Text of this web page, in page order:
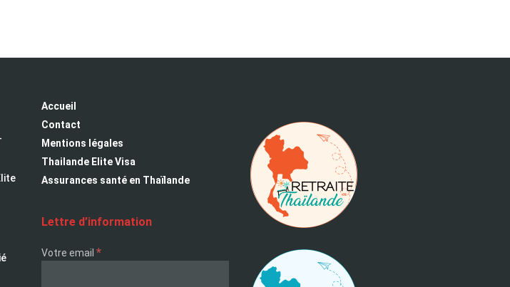
Accueil
Contact
Mentions légales
Thailande Elite Visa
Assurances santé en Thaïlande
Lettre d’information
Votre email *